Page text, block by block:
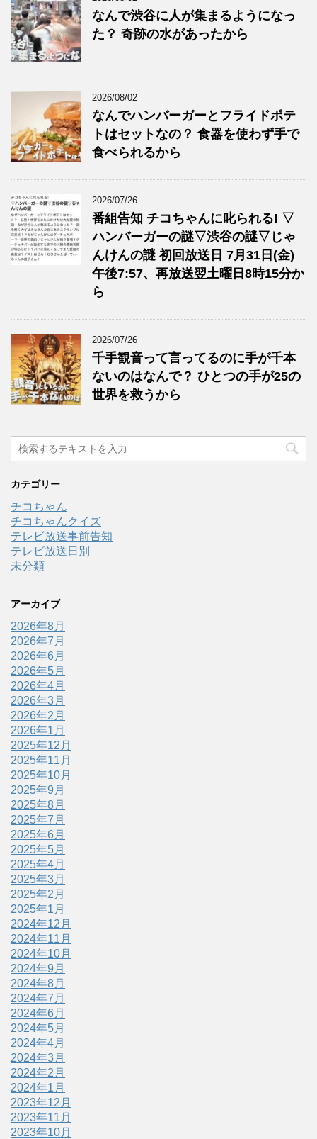
なんで渋谷に人が集まるようになっ
た？ 奇跡の水があったから
2026/08/02
なんでハンバーガーとフライドポテ
トはセットなの？ 食器を使わず手で
食べられるから
2026/07/26
番組告知 チコちゃんに叱られる! ▽
ハンバーガーの謎▽渋谷の謎▽じゃ
んけんの謎 初回放送日 7月31日(金)
午後7:57、再放送翌土曜日8時15分か
ら
2026/07/26
千手観音って言ってるのに手が千本
ないのはなんで？ ひとつの手が25の
世界を救うから
カテゴリー
チコちゃん
チコちゃんクイズ
テレビ放送事前告知
テレビ放送日別
未分類
アーカイブ
2026年8月
2026年7月
2026年6月
2026年5月
2026年4月
2026年3月
2026年2月
2026年1月
2025年12月
2025年11月
2025年10月
2025年9月
2025年8月
2025年7月
2025年6月
2025年5月
2025年4月
2025年3月
2025年2月
2025年1月
2024年12月
2024年11月
2024年10月
2024年9月
2024年8月
2024年7月
2024年6月
2024年5月
2024年4月
2024年3月
2024年2月
2024年1月
2023年12月
2023年11月
2023年10月